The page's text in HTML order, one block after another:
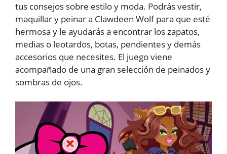
tus consejos sobre estilo y moda. Podrás vestir,
maquillar y peinar a Clawdeen Wolf para que esté
hermosa y le ayudarás a encontrar los zapatos,
medias o leotardos, botas, pendientes y demás
accesorios que necesites. El juego viene
acompañado de una gran selección de peinados y
sombras de ojos.